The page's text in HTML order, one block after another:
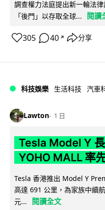
調查權力法庭提出新一輪法
「後門」以存取全球...
閱讀
305 40 ↗ 分享
科技娛樂 生活科技 汽車
Lawton 1 日
Tesla Model Y
YOHO MALL 率
Tesla 香港推出 Model Y
高達 691 公里，為家族中續
元...
閱讀全文